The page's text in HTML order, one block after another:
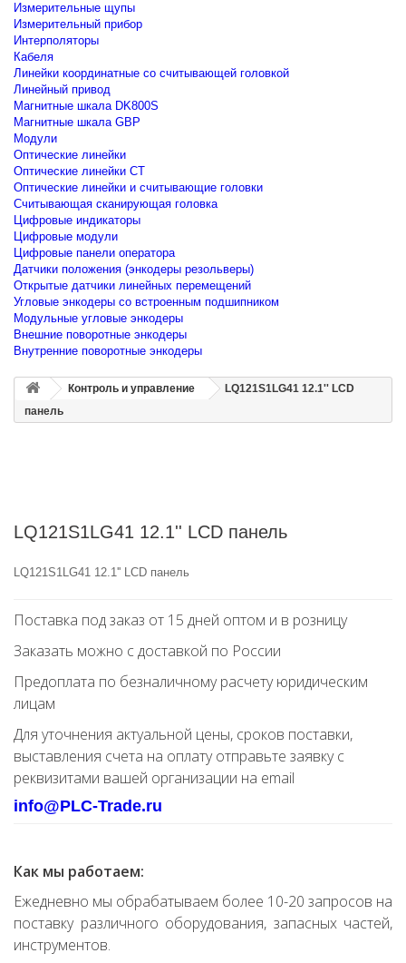
Измерительные щупы
Измерительный прибор
Интерполяторы
Кабеля
Линейки координатные со считывающей головкой
Линейный привод
Магнитные шкала DK800S
Магнитные шкала GBP
Модули
Оптические линейки
Оптические линейки CT
Оптические линейки и считывающие головки
Считывающая сканирующая головка
Цифровые индикаторы
Цифровые модули
Цифровые панели оператора
Датчики положения (энкодеры резольверы)
Открытые датчики линейных перемещений
Угловые энкодеры со встроенным подшипником
Модульные угловые энкодеры
Внешние поворотные энкодеры
Внутренние поворотные энкодеры
Контроль и управление
LQ121S1LG41 12.1'' LCD
панель
LQ121S1LG41 12.1'' LCD панель
LQ121S1LG41 12.1'' LCD панель
Поставка под заказ от 15 дней оптом и в розницу
Заказать можно с доставкой по России
Предоплата по безналичному расчету юридическим
лицам
Для уточнения актуальной цены, сроков поставки,
выставления счета на оплату отправьте заявку с
реквизитами вашей организации на email
info@PLC-Trade.ru
Как мы работаем:
Ежедневно мы обрабатываем более 10-20 запросов на
поставку различного оборудования, запасных частей,
инструментов.